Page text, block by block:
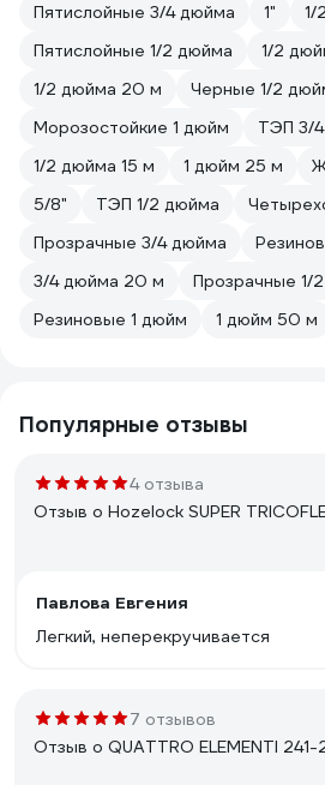
Пятислойные 3/4 дюйма
1"
1/
Пятислойные 1/2 дюйма
1/2
1/2 дюйма 20 м
Черные 1/2
Морозостойкие 1 дюйм
ТЭП 3/
1/2 дюйма 15 м
1 дюйм 25 м
5/8"
ТЭП 1/2 дюйма
Прозрачные 3/4 дюйма
3/4 дюйма 20 м
Прозрачные 1/
Резиновые 1 дюйм
1 дюйм 50 м
Популярные отзывы
4 отзыва
Отзыв о Hozelock SUPER
Павлова Евгения
Легкий, неперекручивается
7 отзывов
Отзыв о QUATTRO ELEMENTI 241-